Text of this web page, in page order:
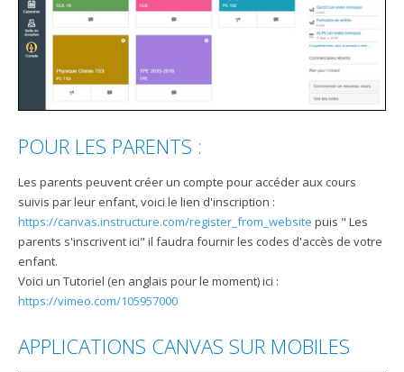
POUR LES PARENTS :
Les parents peuvent créer un compte pour accéder aux cours
suivis par leur enfant, voici le lien d'inscription :
https://canvas.instructure.com/register_from_website puis " Les
parents s'inscrivent ici" il faudra fournir les codes d'accès de votre
enfant.
Voici un Tutoriel (en anglais pour le moment) ici :
https://vimeo.com/105957000
APPLICATIONS CANVAS SUR MOBILES